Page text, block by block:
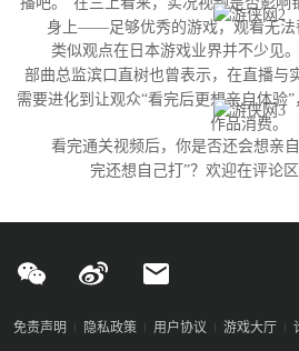
身上——足够优秀的游戏，观看无法
类似观点在日本游戏业界并不少见。
部曲总监滨口直树也曾表示，在直播与
需要进化到让观众“看完后更想亲自体验
作品消费。
看完通关视频后，你是否还会想亲自
完还想自己打”？欢迎在评论
免责声明 隐私政策 用户协议 游戏大厅